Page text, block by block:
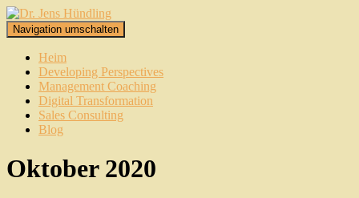
Navigation umschalten
Heim
Developing Perspectives
Management Coaching
Digital Transformation
Sales Consulting
Blog
Oktober 2020